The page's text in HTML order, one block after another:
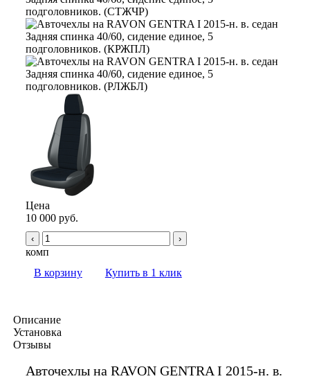
Цена
10 000 руб.
‹ ›
комп
В корзину
Купить в 1 клик
Описание
Установка
Отзывы
Авточехлы на RAVON GENTRA I 2015-н. в.